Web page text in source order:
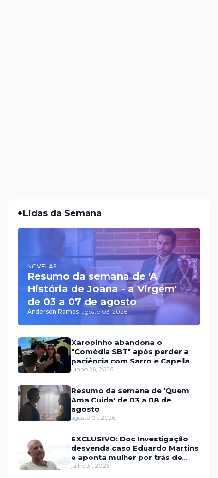
+Lidas da Semana
NOVELAS
Resumo da semana de 'A
História de Joana - a Virgem'
de 03 a 07 de agosto
Anderson Ramos-agosto 03, 2026
Xaropinho abandona o
"Comédia SBT" após perder a
paciência com Sarro e Capella
junho 26, 2026
Resumo da semana de 'Quem
Ama Cuida' de 03 a 08 de
agosto
agosto 01, 2026
EXCLUSIVO: Doc Investigação
desvenda caso Eduardo Martins
e aponta mulher por trás de
fraude internacional
julho 31, 2026